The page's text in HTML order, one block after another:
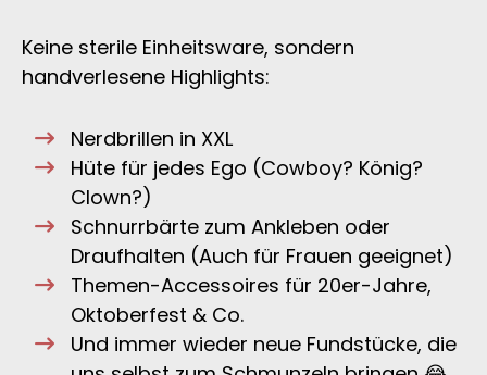
Keine sterile Einheitsware, sondern
handverlesene Highlights:
Nerdbrillen in XXL
Hüte für jedes Ego (Cowboy? König?
Clown?)
Schnurrbärte zum Ankleben oder
Draufhalten (Auch für Frauen geeignet)
Themen-Accessoires für 20er-Jahre,
Oktoberfest & Co.
Und immer wieder neue Fundstücke, die